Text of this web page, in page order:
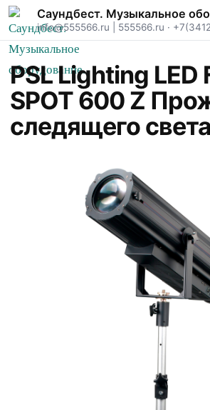
Саундбест. Музыкальное
info@555566.ru 555566.ru ·
PSL Lighting LED
SPOT 600 Z
следящего света